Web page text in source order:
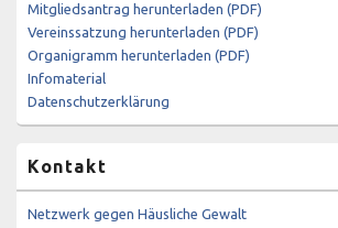
Mitgliedsantrag herunterladen (PDF)
Vereinssatzung herunterladen (PDF)
Organigramm herunterladen (PDF)
Infomaterial
Datenschutzerklärung
Kontakt
Netzwerk gegen Häusliche Gewalt